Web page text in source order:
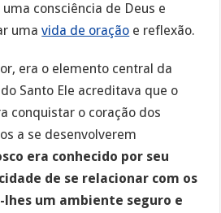
consciência de Deus e
umavida de oração e reflexão.
era o elemento central da
Santo Ele acreditava que o
conquistar o coração dos
a se desenvolverem
era conhecido por seu
de se relacionar com os
um ambiente seguro e